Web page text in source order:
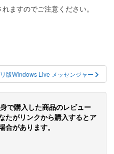
ますのでご注意ください。
リ版Windows Live メッセンジャー
で購入した商品のレビュー
たがリンクから購入するとア
があります。